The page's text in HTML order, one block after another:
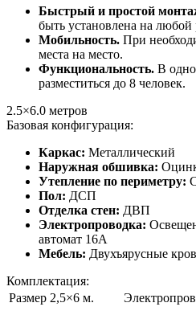
Быстрый и простой
быть установлена на
Мобильность. При
места на место.
Функциональность. В
разместиться до 8 человек.
2.5×6.0 метров
Базовая конфигурация:
Каркас: Металлический
Наружная обшивка:
Утепление по периметру:
Пол: ДСП
Отделка стен: ДВП
Электропроводка:
автомат 16А
Мебель: Двухъярусные
Комплектация:
Размер 2,5×6 м.